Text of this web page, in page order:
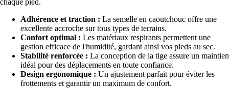
Adhérence et traction : La semelle en caoutchouc offre une
excellente accroche sur tous types de terrains.
Confort optimal : Les matériaux respirants permettent une
gestion efficace de l'humidité, gardant ainsi vos pieds au sec.
Stabilité renforcée : La conception de la tige assure un maintien
idéal pour des déplacements en toute confiance.
Design ergonomique : Un ajustement parfait pour éviter les
frottements et garantir un maximum de confort.